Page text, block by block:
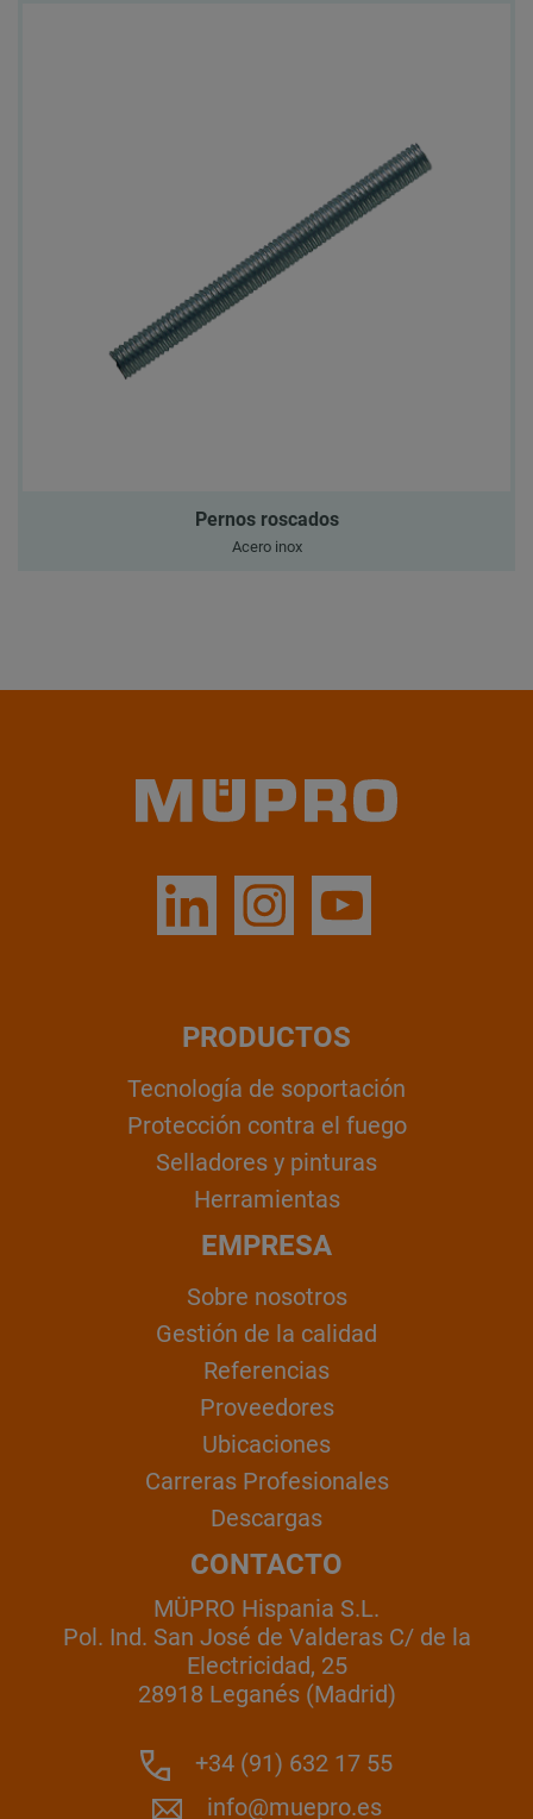
Pernos roscados
Acero inox
PRODUCTOS
Tecnología de soportación
Protección contra el fuego
Selladores y pinturas
Herramientas
EMPRESA
Sobre nosotros
Gestión de la calidad
Referencias
Proveedores
Ubicaciones
Carreras Profesionales
Descargas
CONTACTO
MÜPRO Hispania S.L.
Pol. Ind. San José de Valderas C/ de la
Electricidad, 25
28918 Leganés (Madrid)
+34 (91) 632 17 55
info@muepro.es